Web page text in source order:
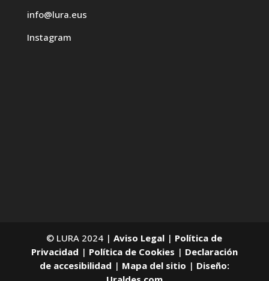
info@lura.eus
Instagram
© LURA 2024 |Aviso Legal | Política de
Privacidad | Política de Cookies | Declaración
de accesibilidad | Mapa del sitio | Diseño: